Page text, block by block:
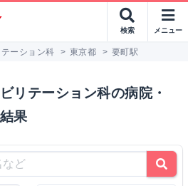
検索 メニュー
テーション科 > 東京都 > 要町駅
リテーション科の病院・
果